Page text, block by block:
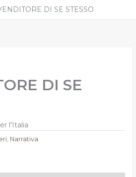
DI SE STESSO
DI SE
l'Italia
, Narrativa